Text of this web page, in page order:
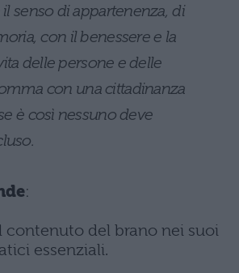
senso di appartenenza, di
con il benessere e la
delle persone e delle
con una cittadinanza
è così nessuno deve
:
contenuto del brano nei suoi
essenziali.